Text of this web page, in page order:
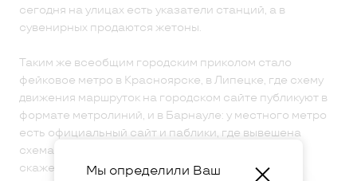
Мы определили Ваш
сегодня на улицах есть указатели станций, а в
сувенирных продаются жетоны.
Таким же всеобщим городским приколом стало
фейковое метро в Красноярске, в Липецке, где схему
движения маршруток на городском сайте публикуют в
формате метролиний, и в Барнауле: у местного метро
есть официальный сайт и паблики, где вывешена
схема линий, публикуются вакансии и новости —
скажем, про запуск вагонов для лежания.